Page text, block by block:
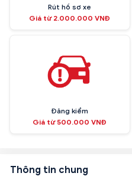
Rút hồ sơ xe
Giá từ 2.000.000 VNĐ
Đăng kiểm
Giá từ 500.000 VNĐ
Thông tin chung